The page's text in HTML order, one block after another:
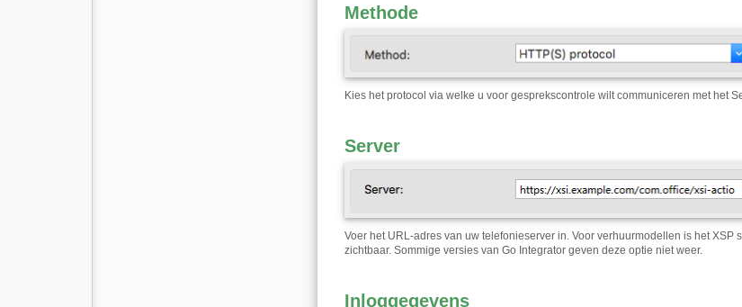
Methode
Kies het protocol via welke u voor gesprekscontrole wilt communiceren met het
Server
Voer het URL-adres van uw telefonieserver in. Voor verhuurmodellen is het
zichtbaar. Sommige versies van Go Integrator geven deze optie niet weer.
Inloggegevens